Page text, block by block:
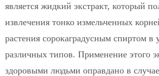
является жидкий экстракт, который
извлечения тонко измельченных
растения сорокаградусным спиртом в
различных типов. Применение этого
здоровыми людьми оправдано в